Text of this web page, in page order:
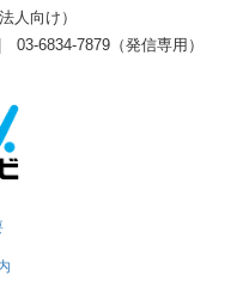
人向け）
6834-7879（発信専用）